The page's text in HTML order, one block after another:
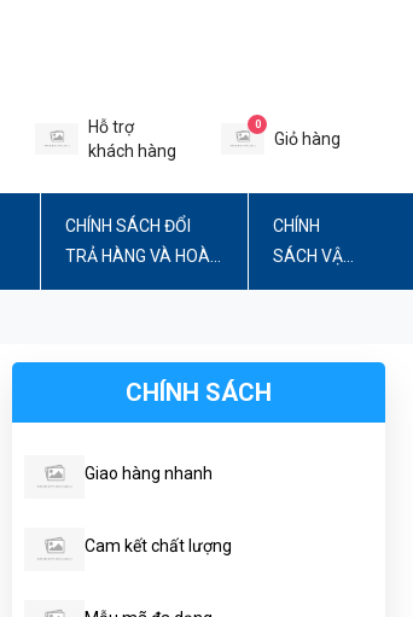
Hỗ trợ
khách hàng
0
Giỏ hàng
CHÍNH SÁCH ĐỔI
TRẢ HÀNG VÀ HOÀN
TIỀN
CHÍNH
SÁCH VẬN
CHUYỂN
CHÍNH SÁCH
Giao hàng nhanh
Cam kết chất lượng